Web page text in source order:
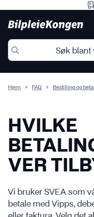
Hjem FAQ Bestilling og
HVILKE
VER
Vi bruker SVEA som
betale med Vipps,